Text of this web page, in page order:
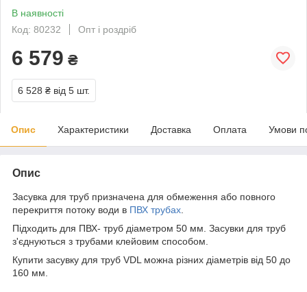
В наявності
Код: 80232
Опт і роздріб
6 579 ₴
6 528 ₴ від 5 шт.
Опис Характеристики Доставка Оплата Умови
Опис
Засувка для труб призначена для обмеження або повного
перекриття потоку води в ПВХ трубах
Підходить для ПВХ- труб діаметром 50 мм. Засувки для труб
з'єднуються з трубами клейовим способом.
Купити засувку для труб VDL можна різних діаметрів від 50 до
160 мм.